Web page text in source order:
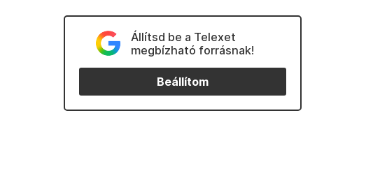
Állítsd be a Telexet
megbízható forrásnak!
Beállítom